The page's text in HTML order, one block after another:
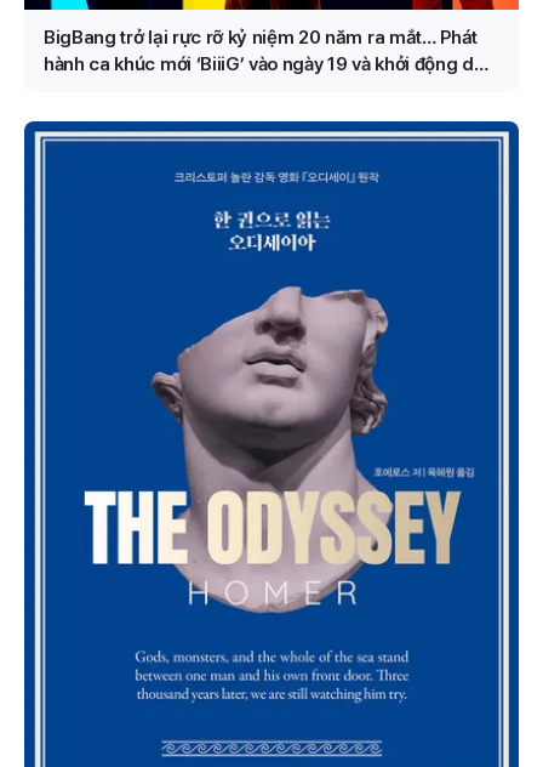
BigBang trở lại rực rỡ kỷ niệm 20 năm ra mắt… Phát
hành ca khúc mới ‘BiiiG’ vào ngày 19 và khởi động dự